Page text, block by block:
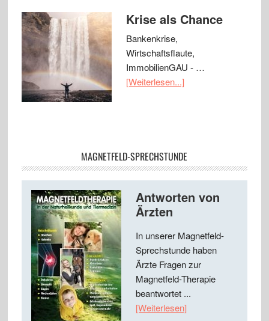
Krise als Chance
Bankenkrise,
Wirtschaftsflaute,
ImmobilienGAU - …
[Weiterlesen...]
MAGNETFELD-SPRECHSTUNDE
Antworten von
Ärzten
In unserer Magnetfeld-
Sprechstunde haben
Ärzte Fragen zur
Magnetfeld-Therapie
beantwortet ...
[Weiterlesen]